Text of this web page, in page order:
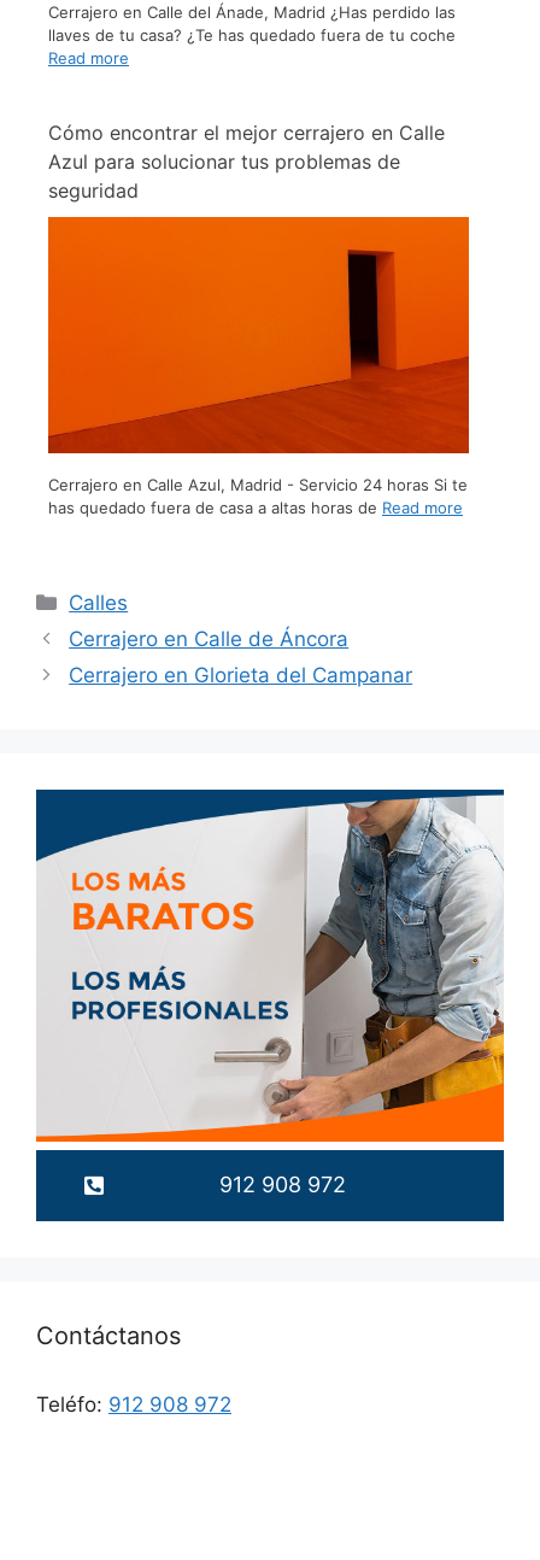
Cerrajero en Calle del Ánade, Madrid ¿Has perdido las
llaves de tu casa? ¿Te has quedado fuera de tu coche
Read more
Cómo encontrar el mejor cerrajero en Calle
Azul para solucionar tus problemas de
seguridad
Cerrajero en Calle Azul, Madrid - Servicio 24 horas Si te
has quedado fuera de casa a altas horas de Read more
Calles
Cerrajero en Calle de Áncora
Cerrajero en Glorieta del Campanar
912 908 972
Contáctanos
Teléfo: 912 908 972